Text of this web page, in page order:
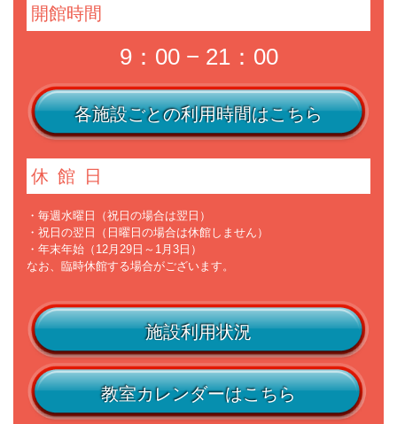
開館時間
9：00 − 21：00
各施設ごとの利用時間はこちら
休館日
・毎週水曜日（祝日の場合は翌日）
・祝日の翌日（日曜日の場合は休館しません）
・年末年始（12月29日～1月3日）
なお、臨時休館する場合がございます。
施設利用状況
教室カレンダーはこちら